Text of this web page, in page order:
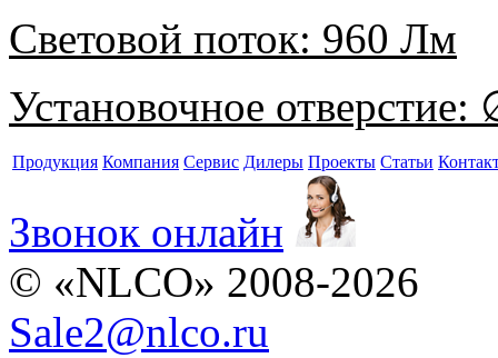
Световой поток: 960 Лм
Установочное отверстие:
Продукция Компания Сервис Дилеры Проекты Статьи
Звонок онлайн
© «NLCO» 2008-2026
Sale2@nlco.ru